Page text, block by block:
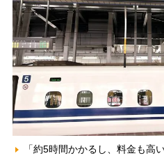
「約5時間かかるし、料金も高